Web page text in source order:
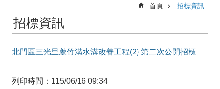
首頁 招標資訊
招標資訊
北門區三光里蘆竹溝水溝改善工程(2) 第二次公開招標
列印時間：115/06/16 09:34